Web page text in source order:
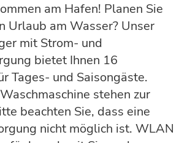
am Hafen! Planen Sie
Urlaub am Wasser? Unser
mit Strom- und
bietet Ihnen 16
Tages- und Saisongäste.
stehen zur
beachten Sie, dass eine
nicht möglich ist. WLAN